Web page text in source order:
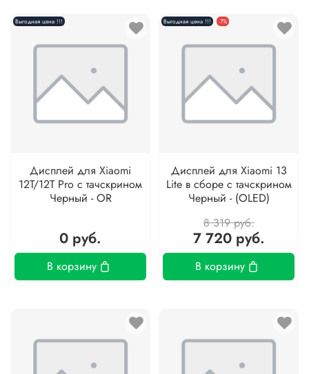
Выгодная цена !!!
Дисплей для Xiaomi
12T/12T Pro с тачскрином
Черный - OR
0 руб.
В корзину
Выгодная цена !!! -7%
Дисплей для Xiaomi 13
Lite в сборе с тачскрином
Черный - (OLED)
8 319 руб.
7 720 руб.
В корзину